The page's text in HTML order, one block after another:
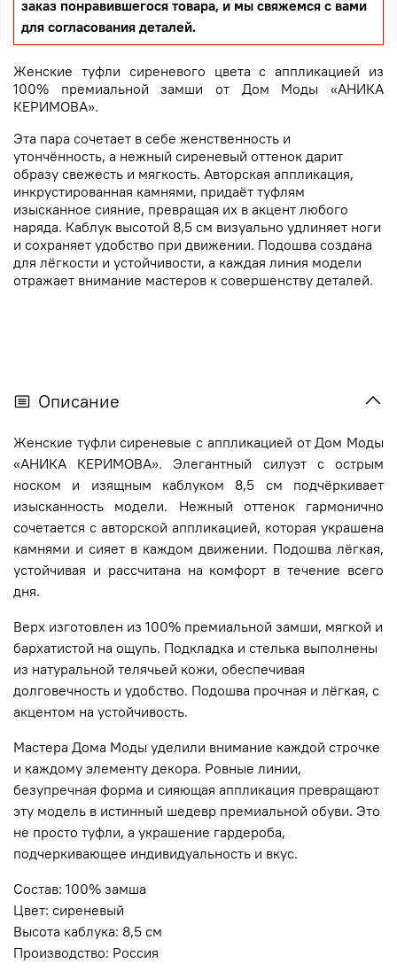
заказ понравившегося товара, и мы свяжемся с вами
для согласования деталей.
Женские туфли сиреневого цвета с аппликацией из
100% премиальной замши от Дом Моды «АНИКА
КЕРИМОВА».
Эта пара сочетает в себе женственность и
утончённость, а нежный сиреневый оттенок дарит
образу свежесть и мягкость. Авторская аппликация,
инкрустированная камнями, придаёт туфлям
изысканное сияние, превращая их в акцент любого
наряда. Каблук высотой 8,5 см визуально удлиняет ноги
и сохраняет удобство при движении. Подошва создана
для лёгкости и устойчивости, а каждая линия модели
отражает внимание мастеров к совершенству деталей.
Описание
Женские туфли сиреневые с аппликацией от Дом Моды
«АНИКА КЕРИМОВА». Элегантный силуэт с острым
носком и изящным каблуком 8,5 см подчёркивает
изысканность модели. Нежный оттенок гармонично
сочетается с авторской аппликацией, которая украшена
камнями и сияет в каждом движении. Подошва лёгкая,
устойчивая и рассчитана на комфорт в течение всего
дня.
Верх изготовлен из 100% премиальной замши, мягкой и
бархатистой на ощупь. Подкладка и стелька выполнены
из натуральной телячьей кожи, обеспечивая
долговечность и удобство. Подошва прочная и лёгкая, с
акцентом на устойчивость.
Мастера Дома Моды уделили внимание каждой строчке
и каждому элементу декора. Ровные линии,
безупречная форма и сияющая аппликация превращают
эту модель в истинный шедевр премиальной обуви. Это
не просто туфли, а украшение гардероба,
подчеркивающее индивидуальность и вкус.
Состав: 100% замша
Цвет: сиреневый
Высота каблука: 8,5 см
Производство: Россия